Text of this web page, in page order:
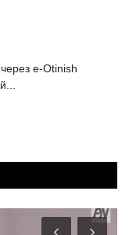
e-Otinish